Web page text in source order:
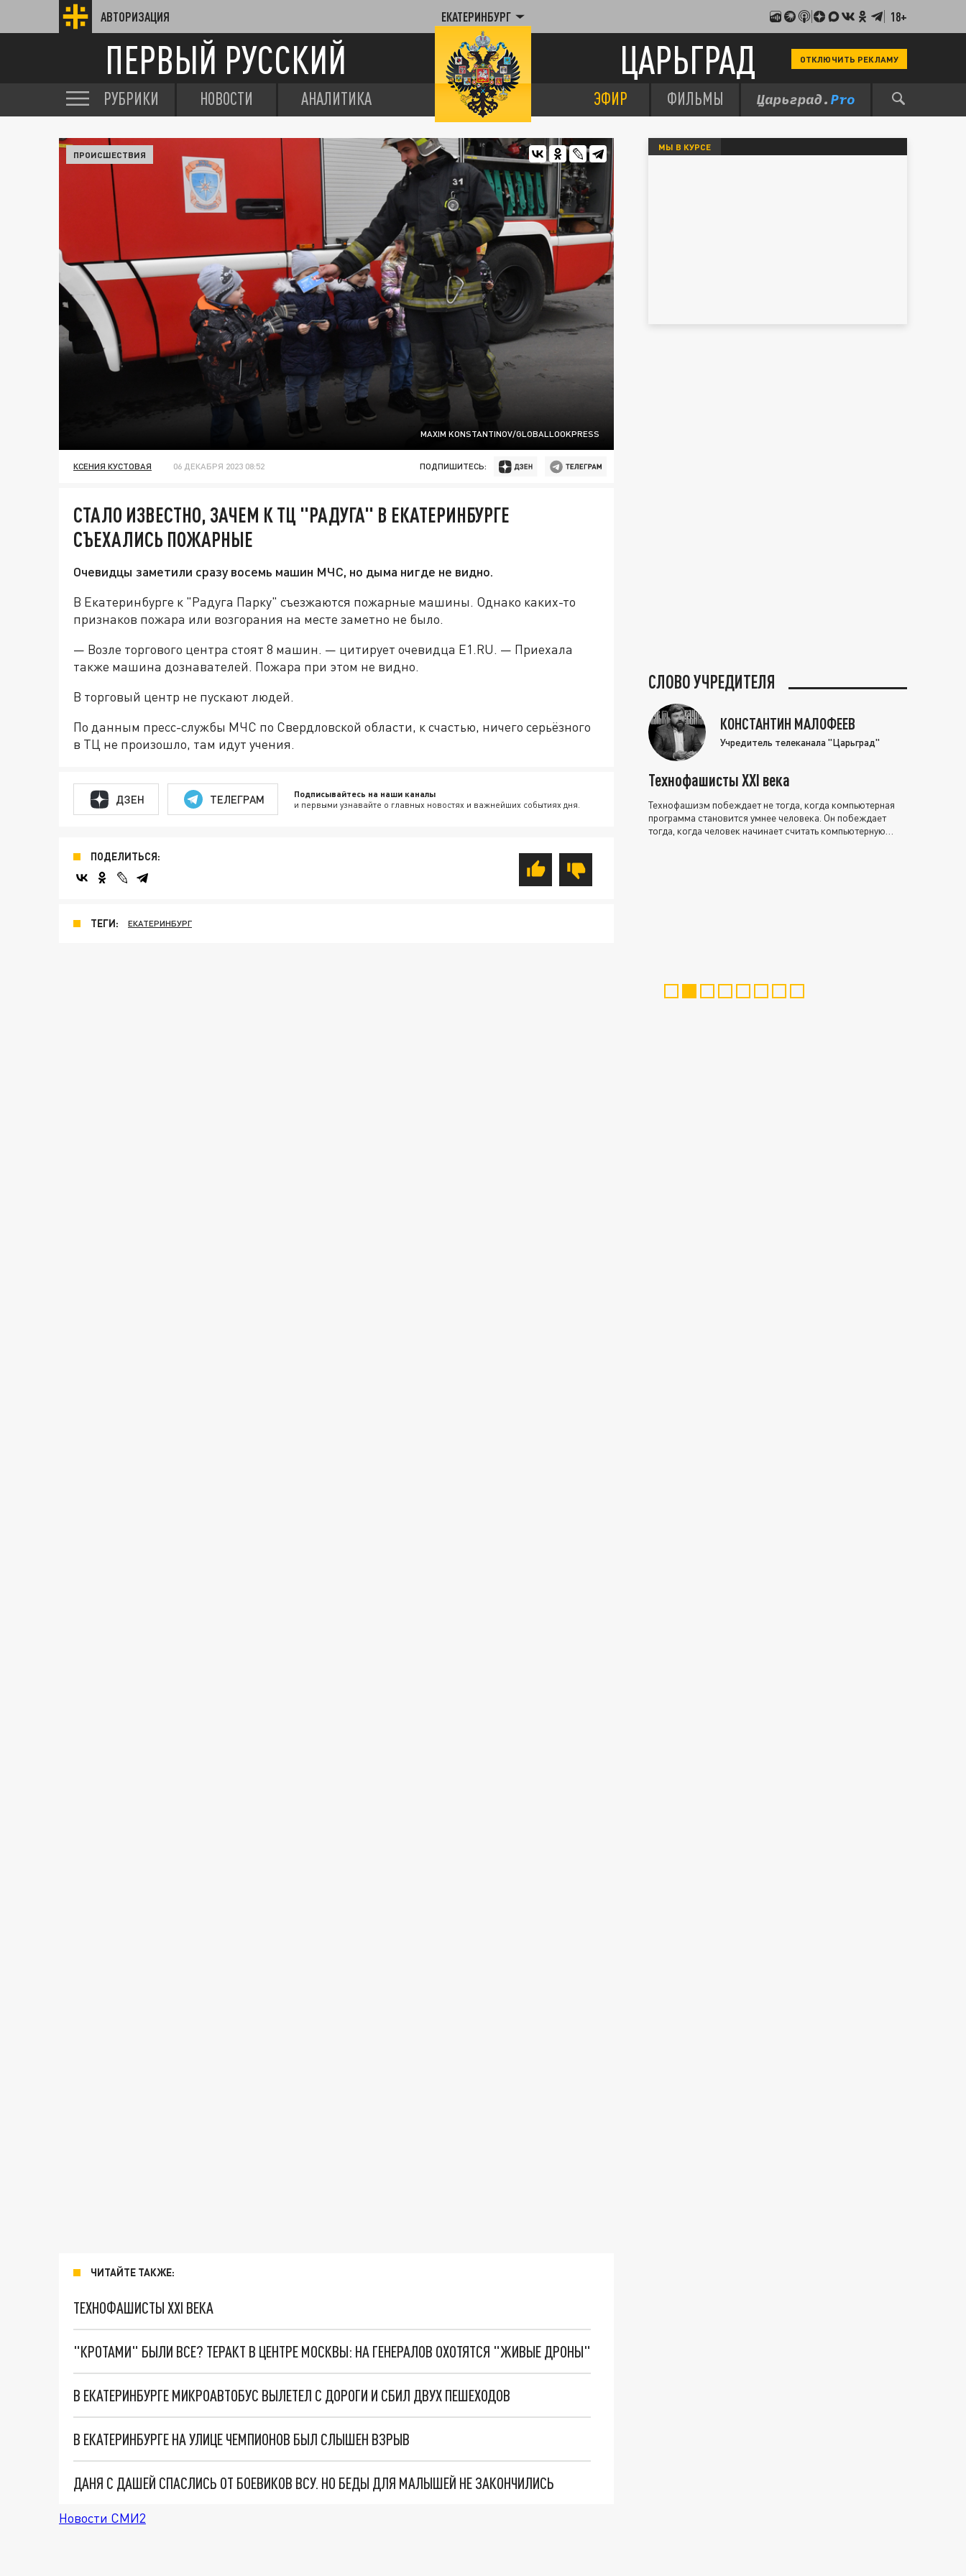
АВТОРИЗАЦИЯ ЕКАТЕРИНБУРГ 18+
ПЕРВЫЙ РУССКИЙ ЦАРЬГРАД ОТКЛЮЧИТЬ РЕКЛАМУ
РУБРИКИ НОВОСТИ АНАЛИТИКА ЭФИР ФИЛЬМЫ
MAXIM KONSTANTINOV/GLOBALLOOKPRESS
ПРОИСШЕСТВИЯ
КСЕНИЯ КУСТОВАЯ 06 ДЕКАБРЯ 2023 08:52 ПОДПИШИТЕСЬ:
СТАЛО ИЗВЕСТНО, ЗАЧЕМ К ТЦ "РАДУГА" В ЕКАТЕРИНБУРГЕ
СЪЕХАЛИСЬ ПОЖАРНЫЕ
Очевидцы заметили сразу восемь машин МЧС, но дыма нигде не видно.
В Екатеринбурге к "Радуга Парку" съезжаются пожарные машины. Однако каких-то
признаков пожара или возгорания на месте заметно не было.
— Возле торгового центра стоят 8 машин. — цитирует очевидца Е1.RU. — Приехала
также машина дознавателей. Пожара при этом не видно.
В торговый центр не пускают людей.
По данным пресс-службы МЧС по Свердловской области, к счастью, ничего серьёзного
в ТЦ не произошло, там идут учения.
ДЗЕН ТЕЛЕГРАМ Подписывайтесь на наши каналы
и первыми узнавайте о главных новостях и важнейших событиях дня.
ПОДЕЛИТЬСЯ:
ТЕГИ: ЕКАТЕРИНБУРГ
ЧИТАЙТЕ ТАКЖЕ:
ТЕХНОФАШИСТЫ XXI ВЕКА
"КРОТАМИ" БЫЛИ ВСЕ? ТЕРАКТ В ЦЕНТРЕ МОСКВЫ: НА ГЕНЕРАЛОВ ОХОТЯТСЯ "ЖИВЫЕ ДРОНЫ"
В ЕКАТЕРИНБУРГЕ МИКРОАВТОБУС ВЫЛЕТЕЛ С ДОРОГИ И СБИЛ ДВУХ ПЕШЕХОДОВ
В ЕКАТЕРИНБУРГЕ НА УЛИЦЕ ЧЕМПИОНОВ БЫЛ СЛЫШЕН ВЗРЫВ
ДАНЯ С ДАШЕЙ СПАСЛИСЬ ОТ БОЕВИКОВ ВСУ. НО БЕДЫ ДЛЯ МАЛЫШЕЙ НЕ ЗАКОНЧИЛИСЬ
Новости СМИ2
МЫ В КУРСЕ
СЛОВО УЧРЕДИТЕЛЯ
КОНСТАНТИН МАЛОФЕЕВ
Учредитель телеканала "Царьград"
Технофашисты XXI века
Технофашизм побеждает не тогда, когда компьютерная
программа становится умнее человека. Он побеждает
тогда, когда человек начинает считать компьютерную